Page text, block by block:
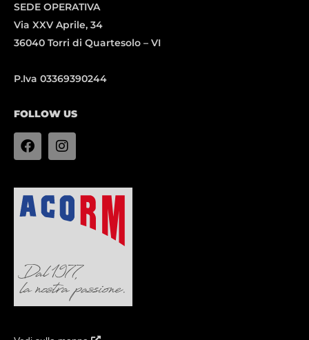
FOLLOW US
SEDE OPERATIVA
Via XXV Aprile, 34
36040 Torri di Quartesolo – VI
P.Iva 03369390244